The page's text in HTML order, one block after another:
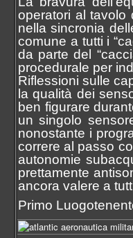
operatori al tavolo
nella sincronia
comune a tutti i
da parte del
procedurale per
Riflessioni sulle
la qualità dei
ben figurare
un singolo
nonostante i
correre al passo
autonomie
prettamente
ancora valere a
Primo